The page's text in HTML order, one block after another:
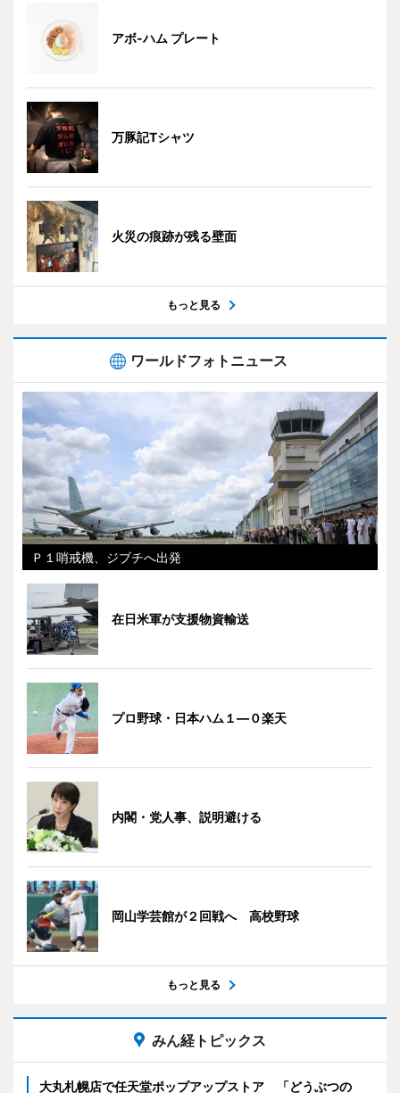
アボ-ハム プレート
万豚記Tシャツ
火災の痕跡が残る壁面
もっと見る
ワールドフォトニュース
Ｐ１哨戒機、ジブチへ出発
在日米軍が支援物資輸送
プロ野球・日本ハム１―０楽天
内閣・党人事、説明避ける
岡山学芸館が２回戦へ 高校野球
もっと見る
みん経トピックス
大丸札幌店で任天堂ポップアップストア 「どうぶつの